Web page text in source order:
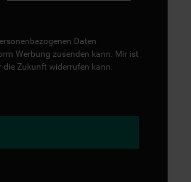
Daten
Werbung zusenden kann. Mir ist
Zukunft widerrufen kann.